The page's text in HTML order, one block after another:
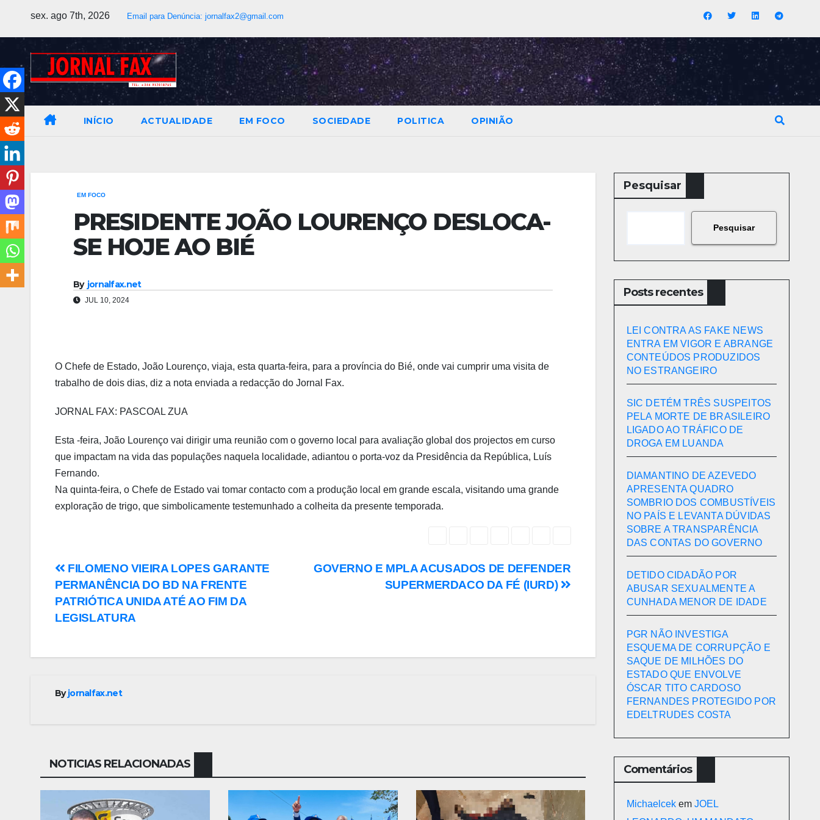
sex. ago 7th, 2026 Email para Denúncia: jornalfax2@gmail.com
INÍCIO ACTUALIDADE EM FOCO SOCIEDADE POLITICA OPINIÃO
EM FOCO
PRESIDENTE JOÃO LOURENÇO DESLOCA-
SE HOJE AO BIÉ
By jornalfax.net
JUL 10, 2024
O Chefe de Estado, João Lourenço, viaja, esta quarta-feira, para a província do Bié, onde vai cumprir uma visita de
trabalho de dois dias, diz a nota enviada a redacção do Jornal Fax.
JORNAL FAX: PASCOAL ZUA
Esta -feira, João Lourenço vai dirigir uma reunião com o governo local para avaliação global dos projectos em curso
que impactam na vida das populações naquela localidade, adiantou o porta-voz da Presidência da República, Luís
Fernando.
Na quinta-feira, o Chefe de Estado vai tomar contacto com a produção local em grande escala, visitando uma grande
exploração de trigo, que simbolicamente testemunhado a colheita da presente temporada.
Navegação
de
Post
GOVERNO E MPLA ACUSADOS DE DEFENDER
SUPERMERDACO DA FÉ (IURD)
FILOMENO VIEIRA LOPES GARANTE
PERMANÊNCIA DO BD NA FRENTE
PATRIÓTICA UNIDA ATÉ AO FIM DA
LEGISLATURA
Byjornalfax.net
NOTICIAS RELACIONADAS
Pesquisar
Pesquisar
Posts recentes
LEI CONTRA AS FAKE NEWS
ENTRA EM VIGOR E ABRANGE
CONTEÚDOS PRODUZIDOS
NO ESTRANGEIRO
SIC DETÉM TRÊS SUSPEITOS
PELA MORTE DE BRASILEIRO
LIGADO AO TRÁFICO DE
DROGA EM LUANDA
DIAMANTINO DE AZEVEDO
APRESENTA QUADRO
SOMBRIO DOS COMBUSTÍVEIS
NO PAÍS E LEVANTA DÚVIDAS
SOBRE A TRANSPARÊNCIA
DAS CONTAS DO GOVERNO
DETIDO CIDADÃO POR
ABUSAR SEXUALMENTE A
CUNHADA MENOR DE IDADE
PGR NÃO INVESTIGA
ESQUEMA DE CORRUPÇÃO E
SAQUE DE MILHÕES DO
ESTADO QUE ENVOLVE
ÓSCAR TITO CARDOSO
FERNANDES PROTEGIDO POR
EDELTRUDES COSTA
Comentários
Michaelcekem JOEL